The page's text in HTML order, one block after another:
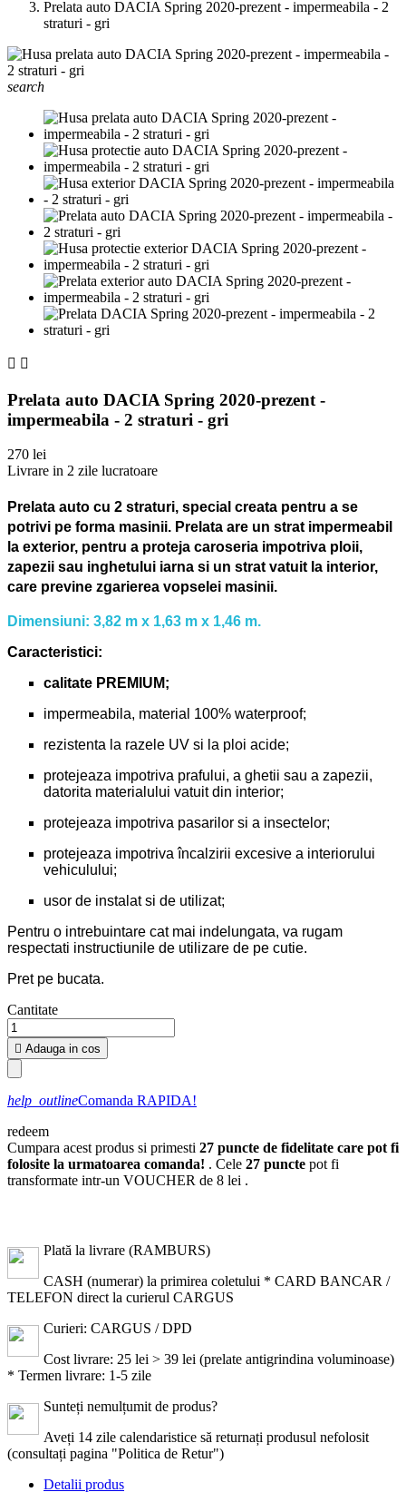
Prelata auto DACIA Spring 2020-prezent - impermeabila - 2
straturi - gri
search
 
Prelata auto DACIA Spring 2020-prezent -
impermeabila - 2 straturi - gri
270 lei
Livrare in 2 zile lucratoare
Prelata auto cu 2 straturi, special creata pentru a se
potrivi pe forma masinii. Prelata are un strat impermeabil
la exterior, pentru a proteja caroseria impotriva ploii,
zapezii sau inghetului iarna si un strat vatuit la interior,
care previne zgarierea vopselei masinii.
Dimensiuni: 3,82 m x 1,63 m x 1,46 m.
Caracteristici:
calitate PREMIUM;
impermeabila, material 100% waterproof;
rezistenta la razele UV si la ploi acide;
protejeaza impotriva prafului, a ghetii sau a zapezii,
datorita materialului vatuit din interior;
protejeaza impotriva pasarilor si a insectelor;
protejeaza impotriva încalzirii excesive a interiorului
vehiculului;
usor de instalat si de utilizat;
Pentru o intrebuintare cat mai indelungata, va rugam
respectati instructiunile de utilizare de pe cutie.
Pret pe bucata.
Cantitate
 Adauga in cos
help_outlineComanda RAPIDA!
redeem
Cumpara acest produs si primesti 27 puncte de fidelitate care pot fi
folosite la urmatoarea comanda! . Cele 27 puncte pot fi
transformate intr-un VOUCHER de 8 lei .
Plată la livrare (RAMBURS)
CASH (numerar) la primirea coletului * CARD BANCAR /
TELEFON direct la curierul CARGUS
Curieri: CARGUS / DPD
Cost livrare: 25 lei > 39 lei (prelate antigrindina voluminoase)
* Termen livrare: 1-5 zile
Sunteți nemulțumit de produs?
Aveți 14 zile calendaristice să returnați produsul nefolosit
(consultați pagina "Politica de Retur")
Detalii produs